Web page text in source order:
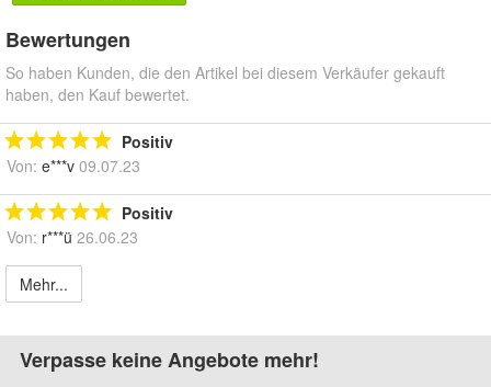
Bewertungen
So haben Kunden, die den Artikel bei diesem Verkäufer gekauft
haben, den Kauf bewertet.
Positiv
Von: e***v 09.07.23
Positiv
Von: r***ü 26.06.23
Mehr...
Verpasse keine Angebote mehr!